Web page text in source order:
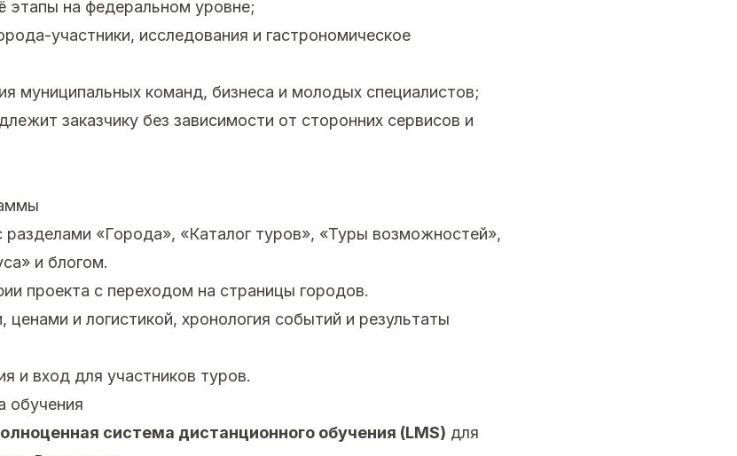
этапы на федеральном уровне;
участники, исследования и гастрономическое
муниципальных команд, бизнеса и молодых специалистов;
заказчику без зависимости от сторонних сервисов и
«Города», «Каталог туров», «Туры возможностей»,
и блогом.
проекта с переходом на страницы городов.
и логистикой, хронология событий и результаты
и вход для участников туров.
обучения
система дистанционного обучения (LMS) для